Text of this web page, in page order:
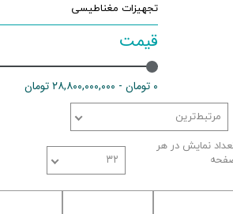
تجهیزات مغناطیسی
قیمت
۰ تومان - ۲۸,۸۰۰,۰۰۰,۰۰۰ تومان
مرتبط‌ترین
نمایش در هر
۳۲